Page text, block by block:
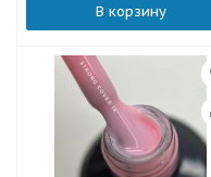
В корзину